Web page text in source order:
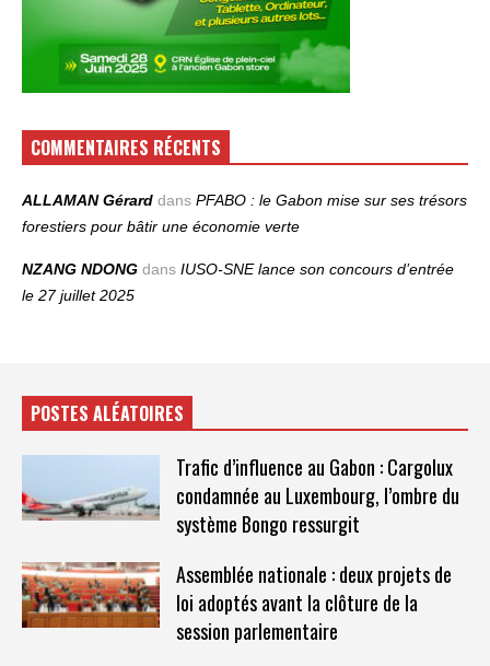
COMMENTAIRES RÉCENTS
ALLAMAN Gérard dans PFABO : le Gabon mise sur ses trésors
forestiers pour bâtir une économie verte
NZANG NDONG dans IUSO‑SNE lance son concours d’entrée
le 27 juillet 2025
POSTES ALÉATOIRES
Trafic d’influence au Gabon : Cargolux
condamnée au Luxembourg, l’ombre du
système Bongo ressurgit
Assemblée nationale : deux projets de
loi adoptés avant la clôture de la
session parlementaire